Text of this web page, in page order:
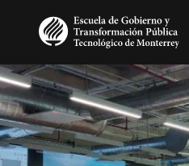
Pasar al contenido principal